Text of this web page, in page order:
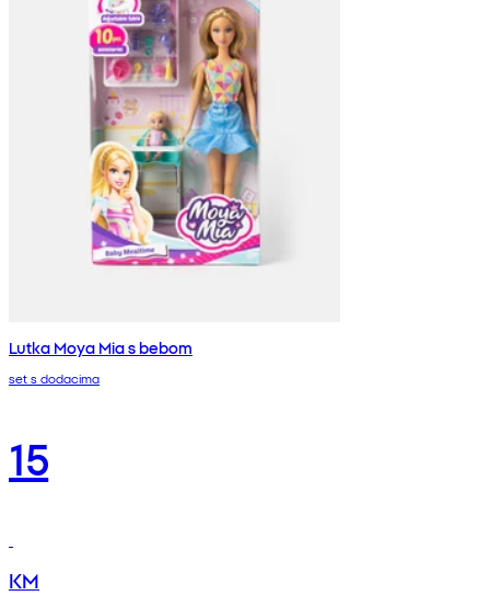
Lutka Moya Mia s bebom
set s dodacima
15
KM